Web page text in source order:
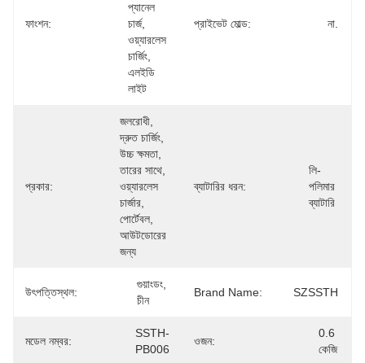
ফাংশন:
প্যানেল
চার্জ,
ওয়্যারলেস
চার্জিং,
এলইডি
লাইট
প্রাইভেট মোল্ড: না.
প্রকার:
জলরোধী,
দ্রুত চার্জিং,
উচ্চ ক্ষমতা,
তারের সাথে,
ওয়্যারলেস
চার্জার,
পোর্টেবল,
আউটডোরের
জন্য
ব্যাটারির ধরন:
লি-
পলিমার
ব্যাটারি
উৎপত্তিস্থল:
গুয়াংডং,
চীন
Brand Name: SZSSTH
মডেল নম্বর:
SSTH-
PB006
ওজন:
0.6
কেজি